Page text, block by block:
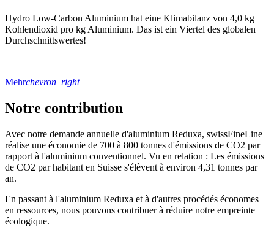
Hydro Low-Carbon Aluminium hat eine Klimabilanz von 4,0 kg
Kohlendioxid pro kg Aluminium. Das ist ein Viertel des globalen
Durchschnittswertes!
Mehrchevron_right
Notre contribution
Avec notre demande annuelle d'aluminium Reduxa, swissFineLine
réalise une économie de 700 à 800 tonnes d'émissions de CO2 par
rapport à l'aluminium conventionnel. Vu en relation : Les émissions
de CO2 par habitant en Suisse s'élèvent à environ 4,31 tonnes par
an.
En passant à l'aluminium Reduxa et à d'autres procédés économes
en ressources, nous pouvons contribuer à réduire notre empreinte
écologique.